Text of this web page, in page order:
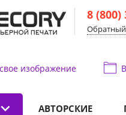
8 (800)
изображение
АВТОРСКИЕ